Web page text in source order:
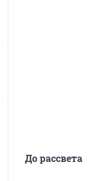
До рассвета